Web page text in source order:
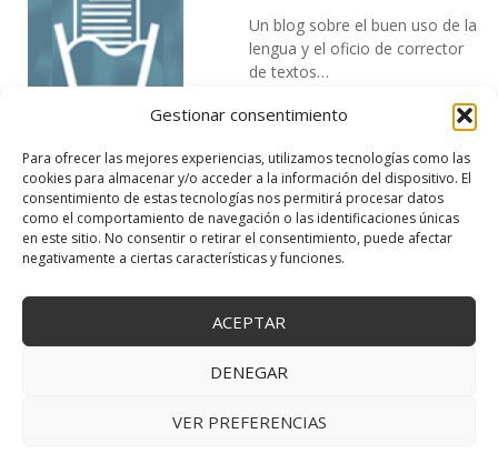
Gestionar consentimiento
Para ofrecer las mejores experiencias, utilizamos tecnologías como las
cookies para almacenar y/o acceder a la información del dispositivo. El
consentimiento de estas tecnologías nos permitirá procesar datos
como el comportamiento de navegación o las identificaciones únicas
en este sitio. No consentir o retirar el consentimiento, puede afectar
negativamente a ciertas características y funciones.
ACEPTAR
DENEGAR
VER PREFERENCIAS
Un blog sobre el buen uso de la
lengua y el oficio de corrector
de textos…
DESIREE MARTÍN